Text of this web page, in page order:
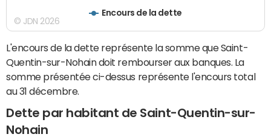
Encours de la dette
© JDN 2026
L'encours de la dette représente la somme que Saint-
Quentin-sur-Nohain doit rembourser aux banques. La
somme présentée ci-dessus représente l'encours total
au 31 décembre.
Dette par habitant de Saint-Quentin-sur-
Nohain